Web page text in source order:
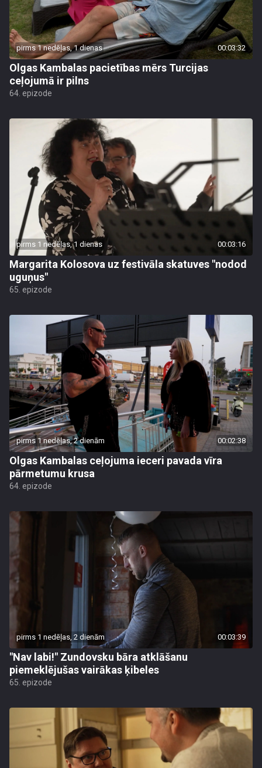
pirms 1 nedēļas, 1 dienas 00:03:32
Olgas Kambalas pacietības mērs Turcijas
ceļojumā ir pilns
64. epizode
pirms 1 nedēļas, 1 dienas 00:03:16
Margarita Kolosova uz festivāla skatuves "nodod
uguņus"
65. epizode
pirms 1 nedēļas, 2 dienām 00:02:38
Olgas Kambalas ceļojuma ieceri pavada vīra
pārmetumu krusa
64. epizode
pirms 1 nedēļas, 2 dienām 00:03:39
"Nav labi!" Zundovsku bāra atklāšanu
piemeklējušas vairākas ķibeles
65. epizode